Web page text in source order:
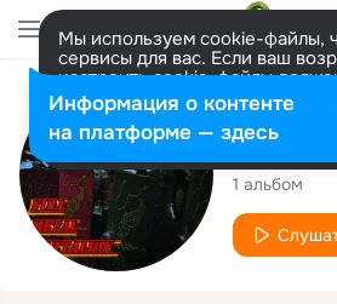
Мы используем cookie-файлы,
сервисы для вас. Если ваш
настроить cookie-файлы
представитель. Больше
Разрешить все Настроить
Cl3ctic
1 альбом
Информация о контенте
на платформе — здесь